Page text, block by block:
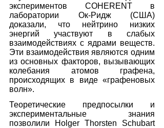
экспериментов COHERENT в
лаборатории Ок-Ридж (США)
доказали, что нейтрино низких
энергий участвуют в слабых
взаимодействиях с ядрами веществ.
Эти взаимодействия являются одним
из основных факторов, вызывающих
колебания атомов графена,
происходящих в виде «графеновых
волн».
Теоретические предпосылки и
экспериментальные знания
позволили Holger Thorsten Schubart